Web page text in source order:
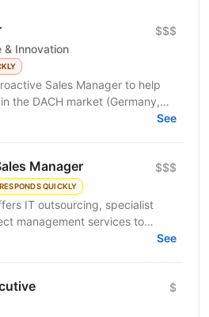
& Innovation
$$$
Sales Manager to help
the DACH market (Germany,
identifying new business...
See
Manager
RESPONDS QUICKLY
$$$
IT outsourcing, specialist
management services to
We focus on providing...
See
$